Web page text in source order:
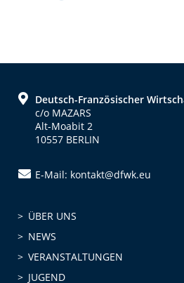
FooterDeutsch-Französischer
c/o MAZARS
Alt-Moabit 2
10557 BERLIN
E-Mail: kontakt@dfwk.eu
ÜBER UNS
NEWS
VERANSTALTUNGEN
JUGEND